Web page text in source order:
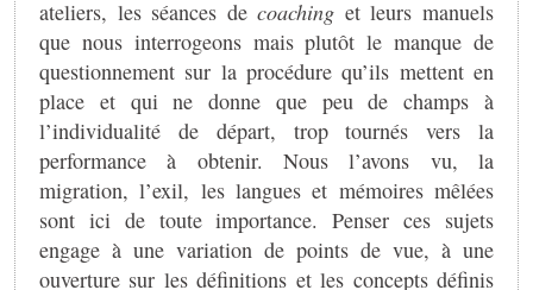
ateliers, les séances decoaching et leurs manuels
que nous interrogeons mais plutôt le manque de
questionnement sur la procédure qu’ils mettent en
place et qui ne donne que peu de champs à
l’individualité de départ, trop tournés vers la
performance à obtenir. Nous l’avons vu, la
migration, l’exil, les langues et mémoires mêlées
sont ici de toute importance. Penser ces sujets
engage à une variation de points de vue, à une
ouverture sur les définitions et les concepts définis